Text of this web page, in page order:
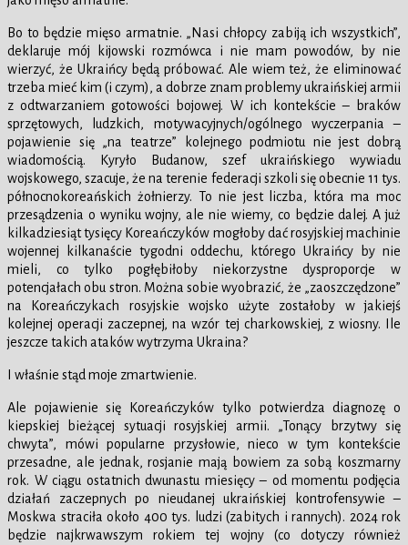
Bo to będzie mięso armatnie. „Nasi chłopcy zabiją ich wszystkich”,
deklaruje mój kijowski rozmówca i nie mam powodów, by nie
wierzyć, że Ukraińcy będą próbować. Ale wiem też, że eliminować
trzeba mieć kim (i czym), a dobrze znam problemy ukraińskiej armii
z odtwarzaniem gotowości bojowej. W ich kontekście – braków
sprzętowych, ludzkich, motywacyjnych/ogólnego wyczerpania –
pojawienie się „na teatrze” kolejnego podmiotu nie jest dobrą
wiadomością. Kyryło Budanow, szef ukraińskiego wywiadu
wojskowego, szacuje, że na terenie federacji szkoli się obecnie 11 tys.
północnokoreańskich żołnierzy. To nie jest liczba, która ma moc
przesądzenia o wyniku wojny, ale nie wiemy, co będzie dalej. A już
kilkadziesiąt tysięcy Koreańczyków mogłoby dać rosyjskiej machinie
wojennej kilkanaście tygodni oddechu, którego Ukraińcy by nie
mieli, co tylko pogłębiłoby niekorzystne dysproporcje w
potencjałach obu stron. Można sobie wyobrazić, że „zaoszczędzone”
na Koreańczykach rosyjskie wojsko użyte zostałoby w jakiejś
kolejnej operacji zaczepnej, na wzór tej charkowskiej, z wiosny. Ile
jeszcze takich ataków wytrzyma Ukraina?
I właśnie stąd moje zmartwienie.
Ale pojawienie się Koreańczyków tylko potwierdza diagnozę o
kiepskiej bieżącej sytuacji rosyjskiej armii. „Tonący brzytwy się
chwyta”, mówi popularne przysłowie, nieco w tym kontekście
przesadne, ale jednak, rosjanie mają bowiem za sobą koszmarny
rok. W ciągu ostatnich dwunastu miesięcy – od momentu podjęcia
działań zaczepnych po nieudanej ukraińskiej kontrofensywie –
Moskwa straciła około 400 tys. ludzi (zabitych i rannych). 2024 rok
będzie najkrwawszym rokiem tej wojny (co dotyczy również